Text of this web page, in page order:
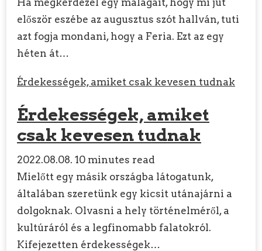
Ha megkérdezel egy malagait, hogy mi jut
először eszébe az augusztus szót hallván, tuti
azt fogja mondani, hogy a Feria. Ezt az egy
héten át…
Érdekességek, amiket csak kevesen tudnak
Érdekességek, amiket
csak kevesen tudnak
2022.08.08. 10 minutes read
Mielőtt egy másik országba látogatunk,
általában szeretünk egy kicsit utánajárni a
dolgoknak. Olvasni a hely történelméről, a
kultúráról és a legfinomabb falatokról.
Kifejezetten érdekességek…